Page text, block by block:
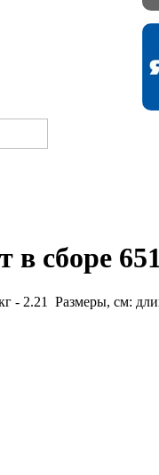
сборе
- 2.21 Размеры, см: